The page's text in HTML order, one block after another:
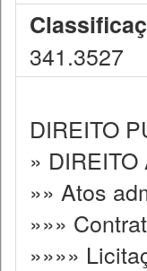
341.3527
DIREITO
»
»» Atos
»»»
»»»»